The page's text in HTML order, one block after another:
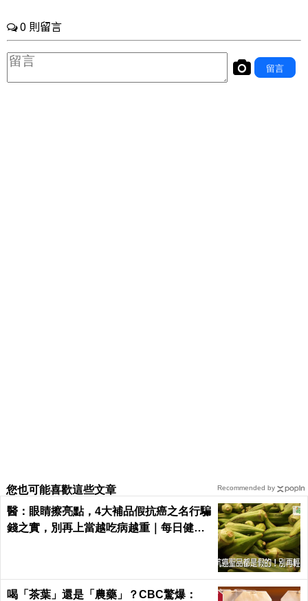
您也可能喜歡這些文章
醫：眼睛擦亮點，4大補品假抗癌之名行騙
錢之實，別再上當越吃病越重｜每日健康
喝「茶葉」還是「農藥」？CBC驚爆：
Recommended by